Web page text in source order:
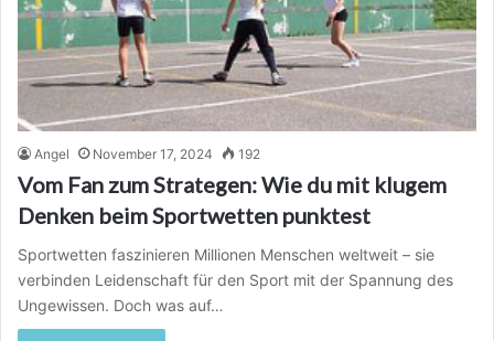
Angel November 17, 2024 192
Vom Fan zum Strategen: Wie du mit klugem
Denken beim Sportwetten punktest
Sportwetten faszinieren Millionen Menschen weltweit – sie
verbinden Leidenschaft für den Sport mit der Spannung des
Ungewissen. Doch was auf…